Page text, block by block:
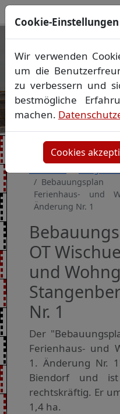
Ihr
Wir
Lageplan
Grenzfeststellung▪
Vorheriges Bild
Ferienhaus- und
Änderung Nr. 1
OT
und
Nr. 1
Der
Ferienhaus- und
1. Änderung Nr.
Biendorf und
rechtskräftig. Er
1,4 ha.
Cookie-Einstellungen
Wir verwenden
um die
zu verbessern und
bestmögliche
machen.
Cookies